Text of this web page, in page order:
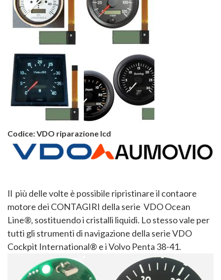
Codice:VDO riparazione lcd
Il più delle volte è possibile ripristinare il contaore
motore dei CONTAGIRI della serie VDO Ocean
Line®, sostituendo i cristalli liquidi. Lo stesso vale per
tutti gli strumenti di navigazione della serie VDO
Cockpit International® e i Volvo Penta 38-41.